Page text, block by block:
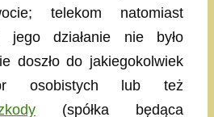
telekom natomiast
jego działanie nie było
doszło do jakiegokolwiek
osobistych lub też
(spółka będąca